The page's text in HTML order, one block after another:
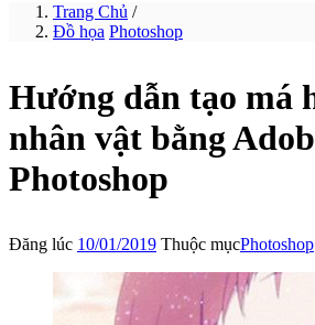
Trang Chủ /
Đồ họa Photoshop
Hướng dẫn tạo má
nhân vật bằng
Photoshop
Đăng lúc 10/01/2019 Thuộc mụcPhotoshop